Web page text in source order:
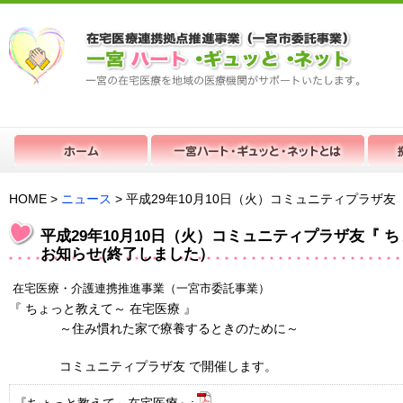
HOME > ニュース > 平成29年10月10日（火）コミュニティプラザ
平成29年10月10日（火）コミュニティプラザ友『
お知らせ(終了しました）
在宅医療・介護連携推進事業（一宮市委託事業）
『 ちょっと教えて～ 在宅医療 』
～住み慣れた家で療養するときのために～
コミュニティプラザ友 で開催します。